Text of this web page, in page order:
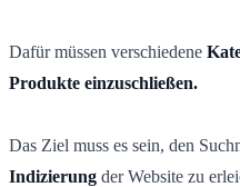
Dafür müssen verschiedene
Produkte einzuschließen.
Das Ziel muss es sein, den
Indizierung der Website zu